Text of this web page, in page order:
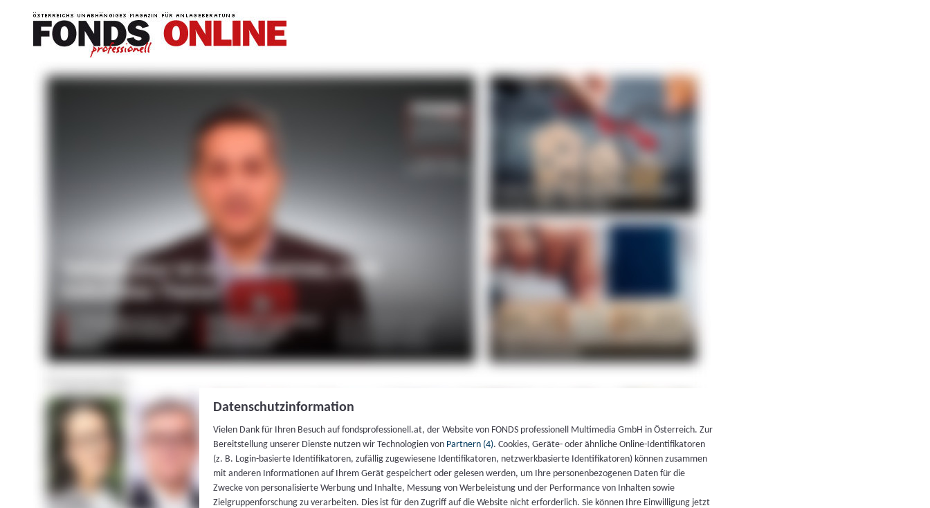
Datenschutzinformation
Vielen Dank für Ihren Besuch auf fondsprofessionell.at, der Website von FONDS professionell Multimedia GmbH in Österreich. Zur
Bereitstellung unserer Dienste nutzen wir Technologien von Partnern (4). Cookies, Geräte- oder ähnliche Online-Identifikatoren
(z. B. Login-basierte Identifikatoren, zufällig zugewiesene Identifikatoren, netzwerkbasierte Identifikatoren) können zusammen
mit anderen Informationen auf Ihrem Gerät gespeichert oder gelesen werden, um Ihre personenbezogenen Daten für die
Zwecke von personalisierte Werbung und Inhalte, Messung von Werbeleistung und der Performance von Inhalten sowie
Zielgruppenforschung zu verarbeiten. Dies ist für den Zugriff auf die Website nicht erforderlich. Sie können Ihre Einwilligung jetzt